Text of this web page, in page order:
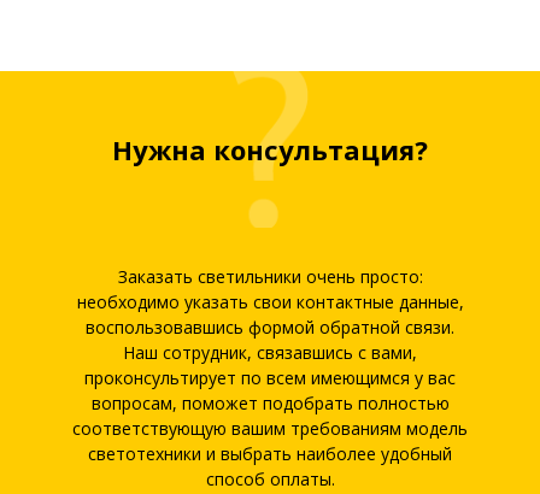
Нужна консультация?
Заказать светильники очень просто:
необходимо указать свои контактные данные,
воспользовавшись формой обратной связи.
Наш сотрудник, связавшись с вами,
проконсультирует по всем имеющимся у вас
вопросам, поможет подобрать полностью
соответствующую вашим требованиям модель
светотехники и выбрать наиболее удобный
способ оплаты.